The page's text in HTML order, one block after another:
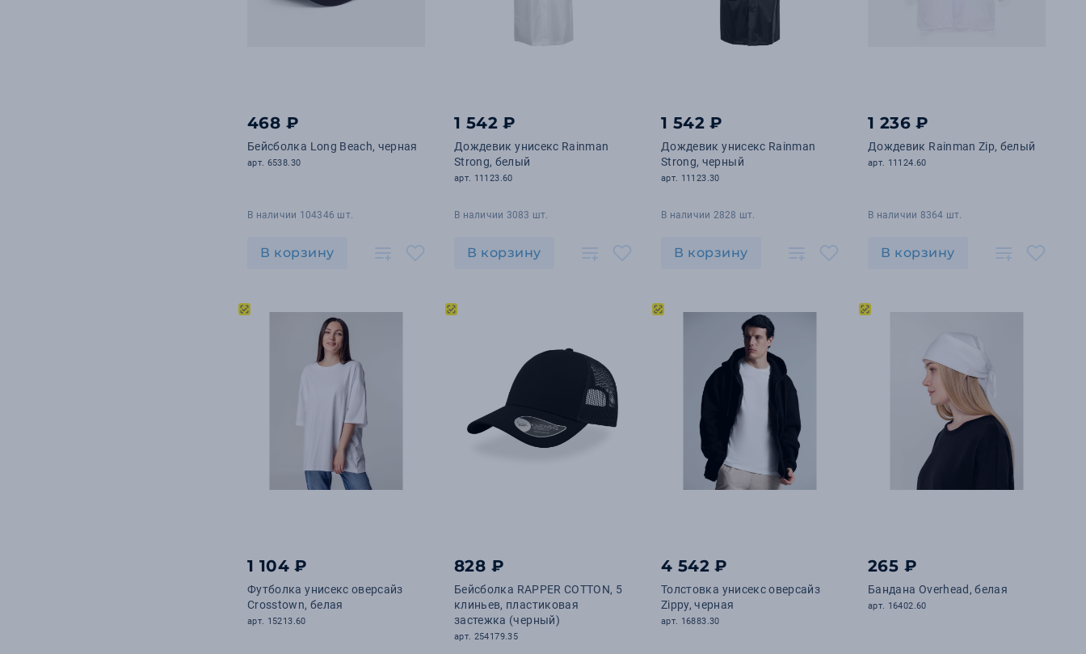
468 ₽
Бейсболка Long Beach, черная
арт. 6538.30
В наличии 104346 шт.
В корзину
1 542 ₽
Дождевик унисекс Rainman
Strong, белый
арт. 11123.60
В наличии 3083 шт.
В корзину
1 542 ₽
Дождевик унисекс Rainman
Strong, черный
арт. 11123.30
В наличии 2828 шт.
В корзину
1 236 ₽
Дождевик Rainman Zip, белый
арт. 11124.60
В наличии 8364 шт.
В корзину
1 104 ₽
Футболка унисекс оверсайз
Crosstown, белая
арт. 15213.60
828 ₽
Бейсболка RAPPER COTTON, 5
клиньев, пластиковая
застежка (черный)
арт. 254179.35
4 542 ₽
Толстовка унисекс оверсайз
Zippy, черная
арт. 16883.30
265 ₽
Бандана Overhead, белая
арт. 16402.60